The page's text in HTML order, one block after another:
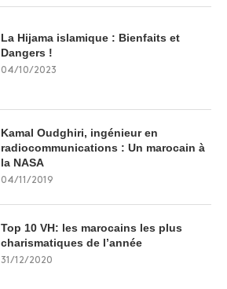
La Hijama islamique : Bienfaits et
Dangers !
04/10/2023
Kamal Oudghiri, ingénieur en
radiocommunications : Un marocain à
la NASA
04/11/2019
Top 10 VH: les marocains les plus
charismatiques de l’année
31/12/2020